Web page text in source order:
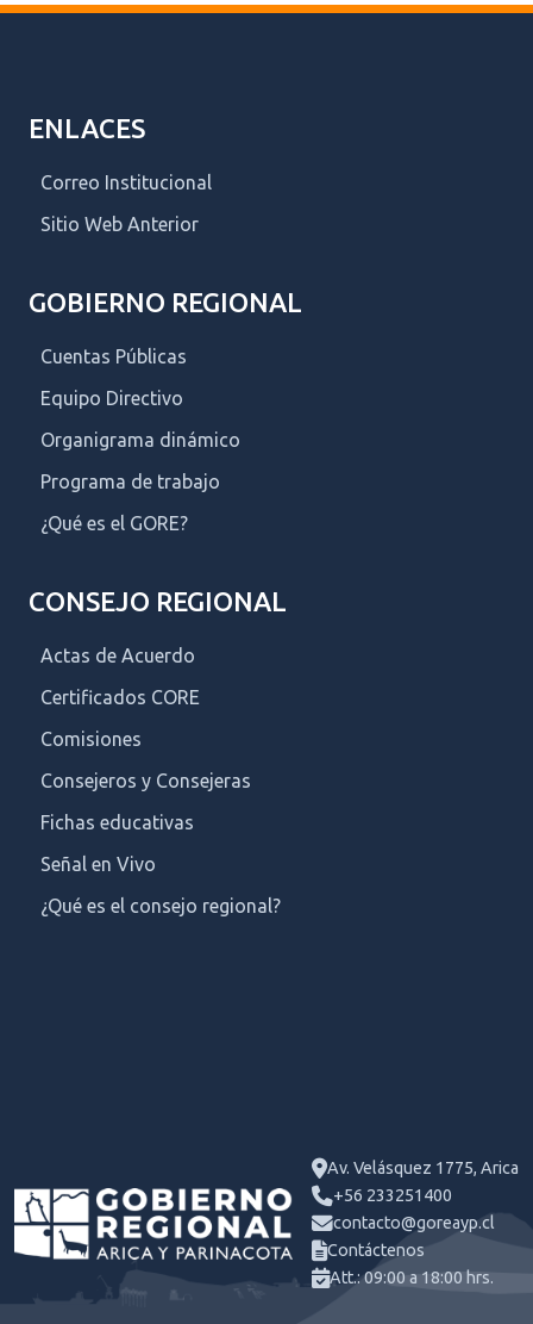
ENLACES
Correo Institucional
Sitio Web Anterior
GOBIERNO REGIONAL
Cuentas Públicas
Equipo Directivo
Organigrama dinámico
Programa de trabajo
¿Qué es el GORE?
CONSEJO REGIONAL
Actas de Acuerdo
Certificados CORE
Comisiones
Consejeros y Consejeras
Fichas educativas
Señal en Vivo
¿Qué es el consejo regional?
Av. Velásquez 1775, Arica
+56 233251400
contacto@goreayp.cl
Contáctenos
Att.: 09:00 a 18:00 hrs.